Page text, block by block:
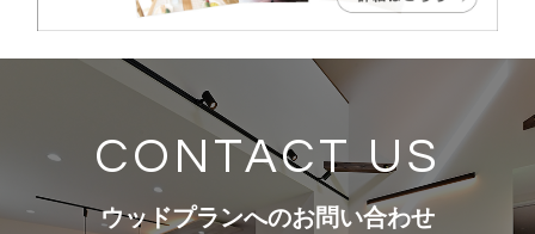
CONTACT US
ウッドプランへのお問い合わせ